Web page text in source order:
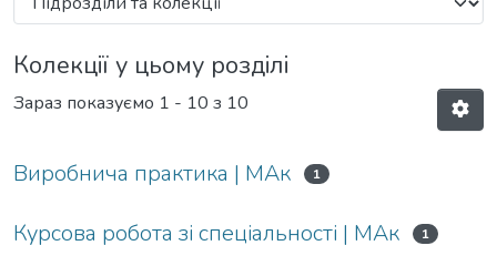
Колекції у цьому розділі
Зараз показуємо 1 - 10 з 10
Виробнича практика | МАк 1
Курсова робота зі спеціальності | МАк 1